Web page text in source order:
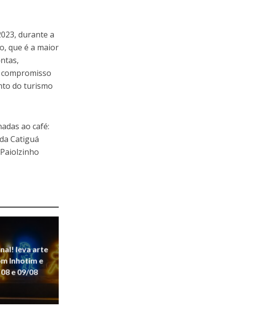
durante a
que é a maior
do turismo
ao café:
Catiguá
leva arte
Inhotim e
e 09/08